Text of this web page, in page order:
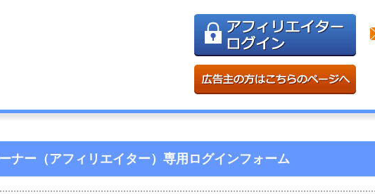
ナー（アフィリエイター）専用ログインフォーム